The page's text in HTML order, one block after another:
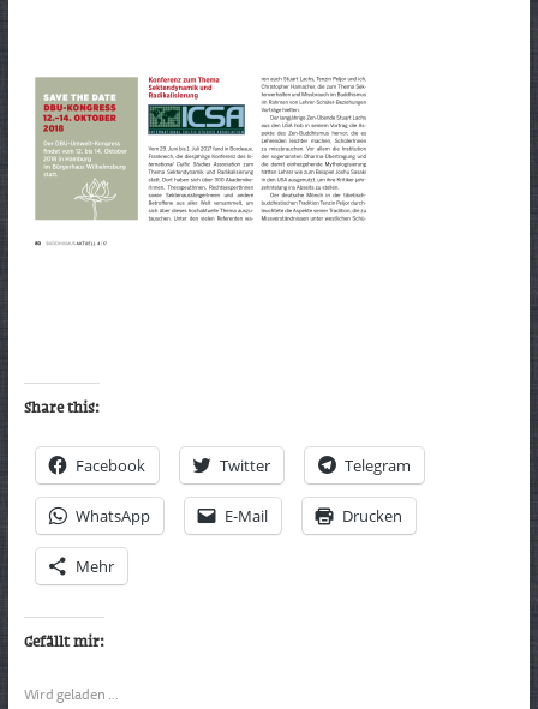
Share this:
Facebook Twitter Telegram
WhatsApp E-Mail Drucken
Mehr
Gefällt mir:
Wird geladen …